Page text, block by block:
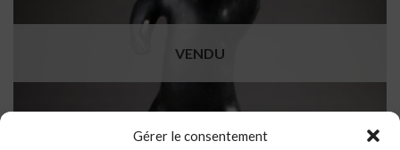
Gérer le consentement
VENDU